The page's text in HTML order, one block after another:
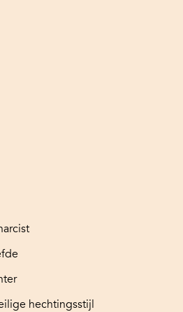
hechtingsstijl